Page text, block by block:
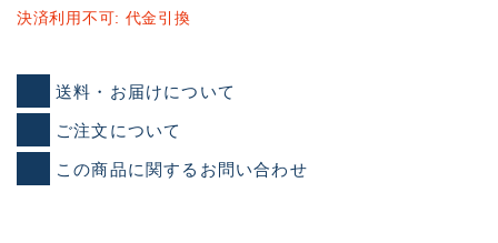
決済利用不可: 代金引換
送料・お届けについて
ご注文について
この商品に関するお問い合わせ